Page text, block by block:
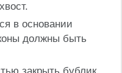
в основании
должны быть